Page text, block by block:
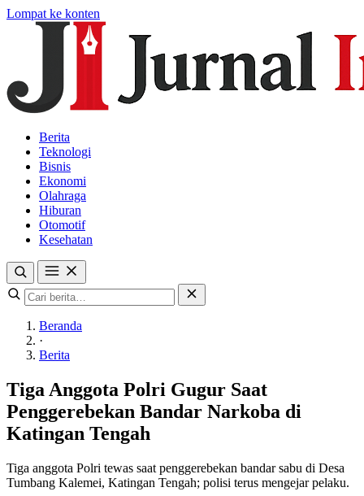
Lompat ke konten
Berita
Teknologi
Bisnis
Ekonomi
Olahraga
Hiburan
Otomotif
Kesehatan
Beranda
·
Berita
Tiga Anggota Polri Gugur Saat
Penggerebekan Bandar Narkoba di
Katingan Tengah
Tiga anggota Polri tewas saat penggerebekan bandar sabu di Desa
Tumbang Kalemei, Katingan Tengah; polisi terus mengejar pelaku.